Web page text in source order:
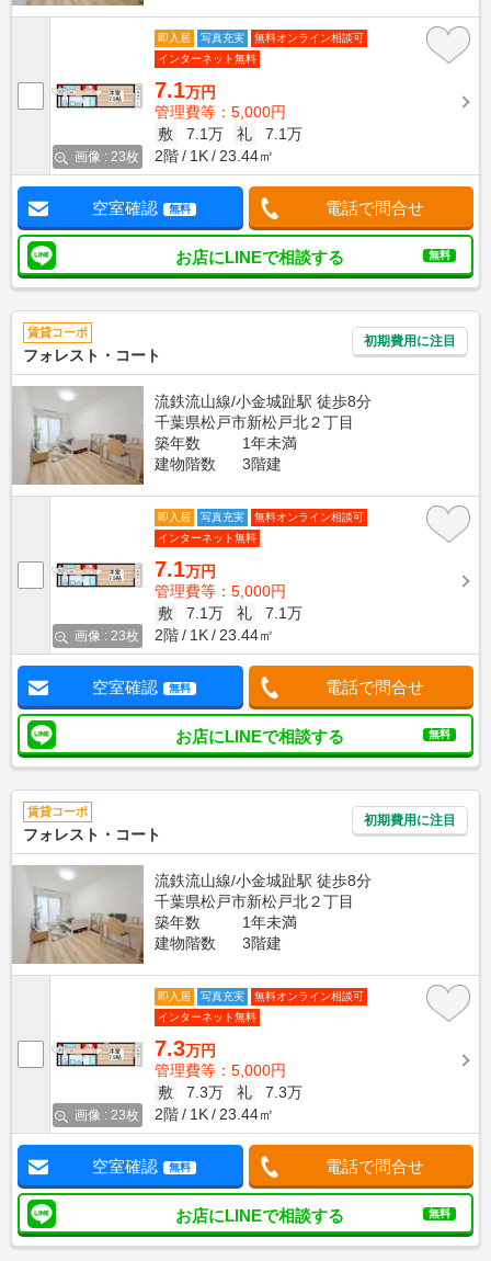
画像 : 23枚
即入居 写真充実
無料オンライン相談可
インターネット無料
7.1万円
管理費等：5,000円
敷
7.1万 礼
7.1万
2階
1K 23.44㎡
空室確認 無料 電話で問合せ
お店にLINEで相談する 無料
賃貸コーポ
フォレスト・コート
初期費用に注目
流鉄流山線/小金城趾駅 徒歩8分
千葉県松戸市新松戸北２丁目
築年数
1年未満
建物階数
3階建
画像 : 23枚
即入居 写真充実
無料オンライン相談可
インターネット無料
7.1万円
管理費等：5,000円
敷
7.1万 礼
7.1万
2階
1K 23.44㎡
空室確認 無料 電話で問合せ
お店にLINEで相談する 無料
賃貸コーポ
フォレスト・コート
初期費用に注目
流鉄流山線/小金城趾駅 徒歩8分
千葉県松戸市新松戸北２丁目
築年数
1年未満
建物階数
3階建
画像 : 23枚
即入居 写真充実
無料オンライン相談可
インターネット無料
7.3万円
管理費等：5,000円
敷
7.3万 礼
7.3万
2階
1K 23.44㎡
空室確認 無料 電話で問合せ
お店にLINEで相談する 無料